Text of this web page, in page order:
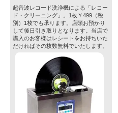
超音波レコード洗浄機による「レコー
ド・クリーニング」。1枚￥499（税
別）1枚でも承ります。店頭お預かり
して後日引き取りとなります。当店で
購入のお客様はレシートをお持ちいた
だければその枚数無料でいたします。